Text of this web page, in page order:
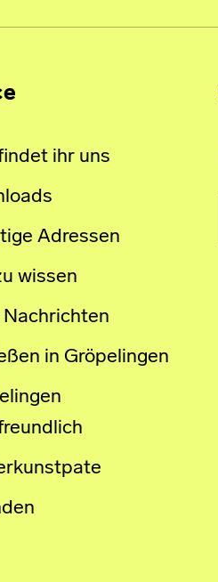
ihr uns
Adressen
wissen
Nachrichten
in Gröpelingen